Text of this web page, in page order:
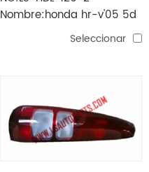
Nombre:honda hr-v'05 5d
humo cola lampara led
Seleccionar